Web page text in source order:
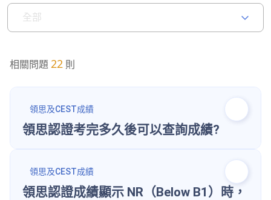
全部
相關問題 22 則
領思及CEST成績
領思認證考完多久後可以查詢成績?
領思及CEST成績
領思認證成績顯示 NR（Below B1）時，